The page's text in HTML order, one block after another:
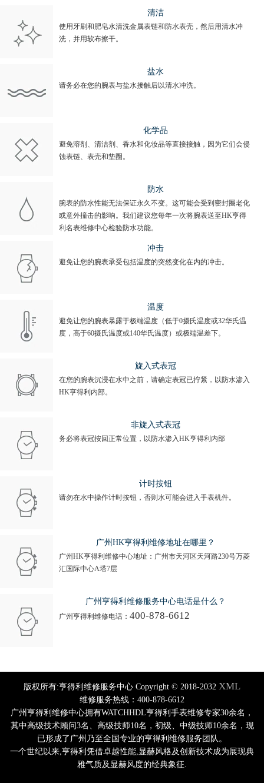
清洁
使用牙刷和肥皂水清洗金属表链和防水表壳，然后用清水冲
洗，并用软布擦干。
盐水
请务必在您的腕表与盐水接触后以清水冲洗。
化学品
避免溶剂、清洁剂、香水和化妆品等直接接触，因为它们会侵
蚀表链、表壳和垫圈。
防水
腕表的防水性能无法保证永久不变。这可能会受到密封圈老化
或意外撞击的影响。我们建议您每年一次将腕表送至HK亨得
利名表维修中心检验防水功能。
冲击
避免让您的腕表承受包括温度的突然变化在内的冲击。
温度
避免让您的腕表暴露于极端温度（低于0摄氏温度或32华氏温
度，高于60摄氏温度或140华氏温度）或极端温差下。
旋入式表冠
在您的腕表沉浸在水中之前，请确定表冠已拧紧，以防水渗入
HK亨得利内部。
非旋入式表冠
务必将表冠按回正常位置，以防水渗入HK亨得利内部
计时按钮
请勿在水中操作计时按钮，否则水可能会进入手表机件。
广州HK亨得利维修地址在哪里？
广州HK亨得利维修中心地址：广州市天河区天河路230号万菱
汇国际中心A塔7层
广州亨得利维修服务中心电话是什么？
广州亨得利维修电话： 400-878-6612
版权所有:亨得利维修服务中心 Copyright © 2018-2032 XML
维修服务热线：400-878-6612
广州亨得利维修中心拥有WATCHHDL亨得利手表维修专家30余名，
其中高级技术顾问3名、高级技师10名，初级、中级技师10余名，现
已形成了广州乃至全国专业的亨得利维修服务团队。
一个世纪以来,亨得利凭借卓越性能,显赫风格及创新技术成为展现典
雅气质及显赫风度的经典象征.